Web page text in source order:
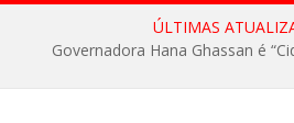
ÚLTIMAS
Governadora Hana Ghassan é